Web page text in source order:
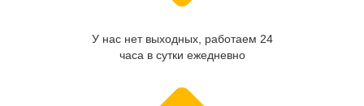
У нас нет выходных, работаем 24
часа в сутки ежедневно